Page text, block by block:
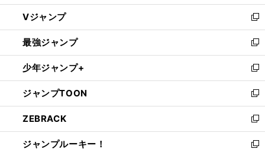
ウ
ィ
ン
ド
ウ
で
開
く
し
い
ウ
ィ
ン
ド
ウ
で
開
く
Vジャンプ
新
し
い
ウ
ィ
ン
ド
ウ
で
開
く
最強ジャンプ
新
し
い
ウ
ィ
ン
ド
ウ
で
少年ジャンプ+
新
し
い
ウ
ィ
ン
ド
ジャンプTOON
新
し
い
ウ
ィ
ZEBRACK
新
し
い
ジャンプルーキー！
新